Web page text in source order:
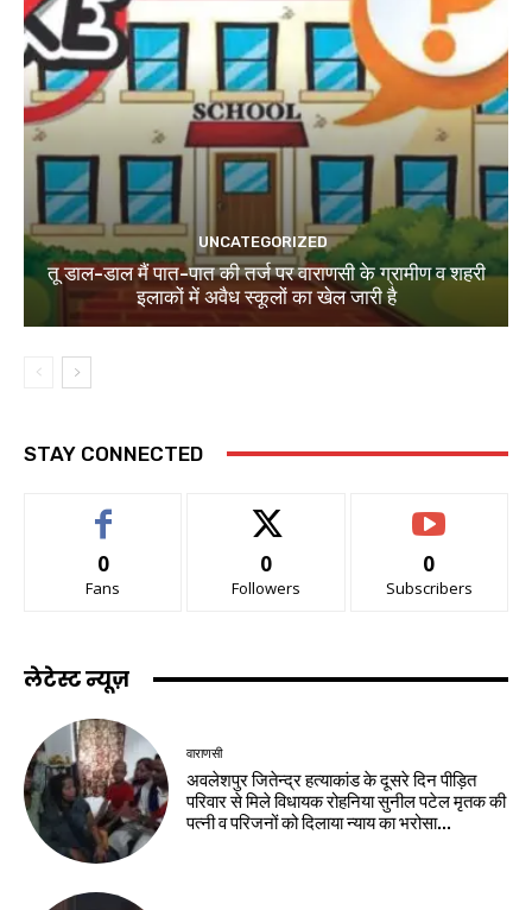
UNCATEGORIZED
तू डाल-डाल मैं पात-पात की तर्ज पर वाराणसी के ग्रामीण व शहरी
इलाकों में अवैध स्कूलों का खेल जारी है
STAY CONNECTED
0
Fans
0
Followers
0
Subscribers
लेटेस्ट न्यूज़
वाराणसी
अवलेशपुर जितेन्द्र हत्याकांड के दूसरे दिन पीड़ित
परिवार से मिले विधायक रोहनिया सुनील पटेल मृतक की
पत्नी व परिजनों को दिलाया न्याय का भरोसा...